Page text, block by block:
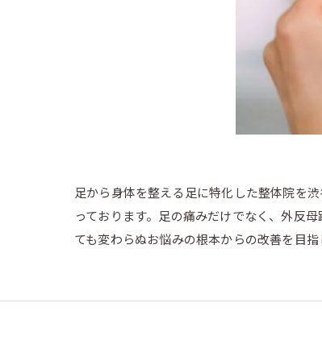
足から身体を整える足に特化した整体院を
っております。足の痛みだけでなく、外反
ても変わらぬお悩みの根本からの改善を目指